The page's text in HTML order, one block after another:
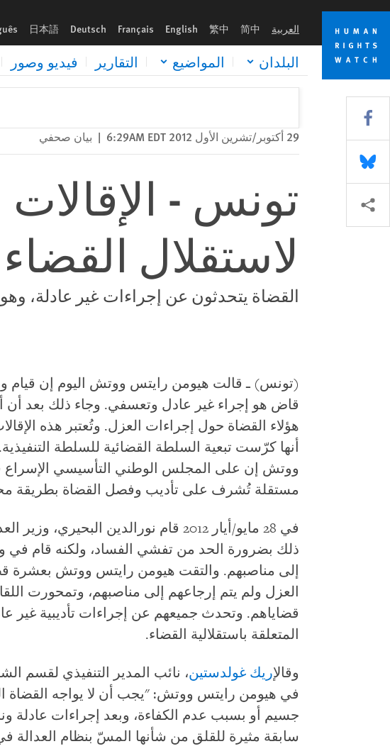
Skip
cookie
privacy
notice
Skip
main
content
العربية 简中
繁中
English
Français
Deutsch
日本語
البلدان المواضيع التقارير فيديو وصور
29 أكتوبر/تشرين الأول 2012 6:29AM EDT | بيان صحفي
تونس -
لاستقلال القضاء
القضاة يتحدثون عن إجراءات غير عادلة،
قاض هو إجراء غير عادل وتعسفي. وجاء ذلك بعد
هؤلاء القضاة حول إجراءات العزل. وتُعتبر هذه
أنها كرّست تبعية السلطة القضائية للسلطة
ووتش إن على المجلس الوطني التأسيسي الإسراع
مستقلة تُشرف على تأديب وفصل القضاة بطريقة
ذلك بضرورة الحد من تفشي الفساد، ولكنه قام في
إلى مناصبهم. والتقت هيومن رايتس ووتش بعشرة
العزل ولم يتم إرجاعهم إلى مناصبهم، وتمحورت
قضاياهم. وتحدث جميعهم عن إجراءات تأديبية غير
المتعلقة باستقلالية القضاء.
وقالإريك غولدستين، نائب المدير التنفيذي لقسم
في هيومن رايتس ووتش: "يجب أن لا يواجه القضاة
جسيم أو بسبب عدم الكفاءة، وبعد إجراءات عادلة
سابقة مثيرة للقلق من شأنها المسّ بنظام العدالة
Share this via Facebook
Share this via Bluesky
Share this via مشاركة